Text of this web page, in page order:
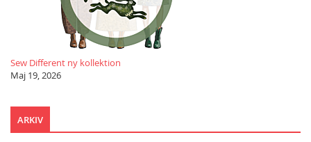
Sew Different ny kollektion
Maj 19, 2026
ARKIV